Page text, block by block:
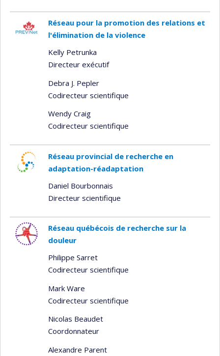
Réseau pour la promotion des relations et
l'élimination de la violence
Kelly Petrunka
Directeur exécutif
Debra J. Pepler
Codirecteur scientifique
Wendy Craig
Codirecteur scientifique
Réseau provincial de recherche en
adaptation-réadaptation
Daniel Bourbonnais
Directeur scientifique
Réseau québécois de recherche sur la
douleur
Philippe Sarret
Codirecteur scientifique
Mark Ware
Codirecteur scientifique
Nicolas Beaudet
Coordonnateur
Alexandre Parent